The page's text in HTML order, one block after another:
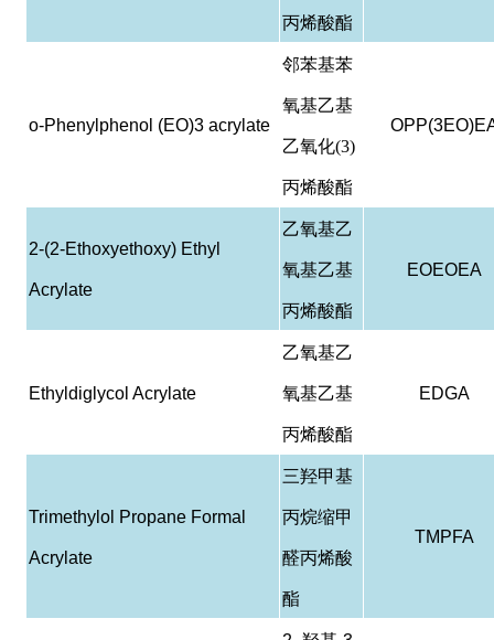
丙烯酸酯
o-Phenylphenol (EO)3 acrylate
邻苯基苯
氧基乙基
乙氧化(3)
丙烯酸酯
2-(2-Ethoxyethoxy) Ethyl
Acrylate
乙氧基乙
氧基乙基
丙烯酸酯
EOEOEA
Ethyldiglycol Acrylate
乙氧基乙
氧基乙基
丙烯酸酯
EDGA
Trimethylol Propane Formal
Acrylate
三羟甲基
丙烷缩甲
醛丙烯酸
酯
TMPFA